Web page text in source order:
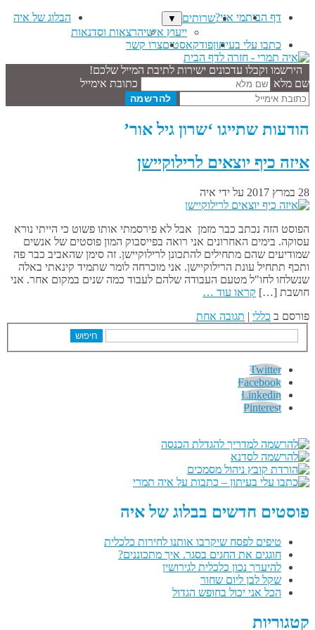
דף הביתמי אני?שרותים ▼
ייעוץ אישיהרצאות וסדנאות
הבלוג של איה
כתבו עלי בעיתוןפודקאסטיםצרו קשר
הירשמו וקבלו עדכונים ישירות לתיבת המייל שלכם!
שם מלא
כתובת אימייל
הודעות שתייגו ‘שרון גיל אור’
איזה כיף יוצאים לרילוקיישן
28 במרץ 2017 על ידי איה
הפוסט הזה נכתב כבר מזמן אבל לא פירסמתי אותו פשוט כי הייתי נורא
עסוקה. בימים האחרונים אני רואה בפייסבוק המון פוסטים של אנשים
שמודיעים שהם מתחילים להתכונן לרילוקיישן. זה סימן שהאביב כבר פה
ותכף תתחיל עונת הרילוקיישן. אני מוכרחה לומר שתמיד קינאתי באלה
שנשלחו לחו"ל מטעם העבודה שלהם לעבוד כמה שנים במקום אחר. אני
חושבת […] קראו עוד …
פורסם ב כללי | תגובה אחת
חיפוש
Twitter
Facebook
Linkedin
Pinterest
פוסטים חדשים בבלוג של איה
טיפים לפסח שיקרבו אותנו לחירות כלכלית
חוגגים את החגים בסגר. איך מתכוננים?
להיערך נכון כלכלית לגירושין
שקל לבן ליום שחור
הכל אני יכול בחופש הגדול
קטגוריות